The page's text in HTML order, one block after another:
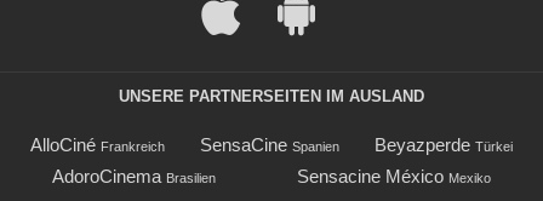
UNSERE PARTNERSEITEN IM AUSLAND
AlloCiné Frankreich SensaCine Spanien Beyazperde Türkei
AdoroCinema Brasilien Sensacine México Mexiko